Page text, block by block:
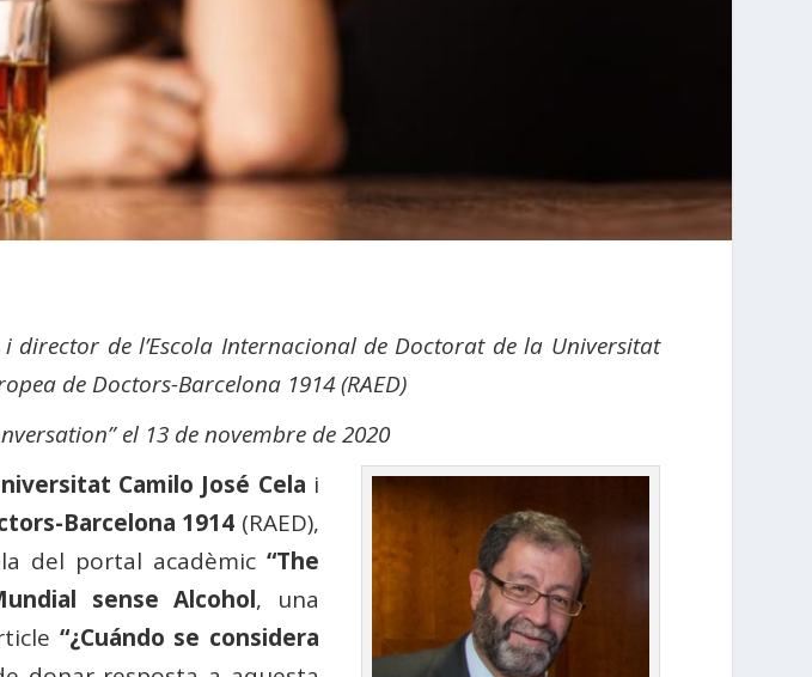
director de l’Escola Internacional de Doctorat de la Universitat
de Doctors-Barcelona 1914 (RAED)
el 13 de novembre de 2020
Camilo José Cela i
Barcelona 1914 (RAED),
del portal acadèmic “The
sense Alcohol, una
“¿Cuándo se considera